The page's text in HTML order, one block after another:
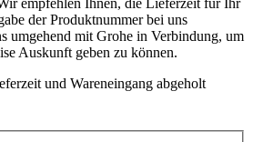
der Produktnummer bei uns
umgehend mit Grohe in Verbindung, um
Auskunft geben zu können.
und Wareneingang abgeholt